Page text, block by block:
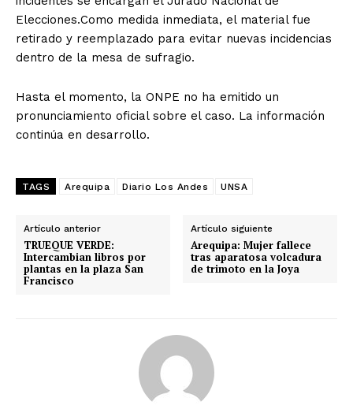
Elecciones.Como medida inmediata, el material fue
retirado y reemplazado para evitar nuevas incidencias
dentro de la mesa de sufragio.
Hasta el momento, la ONPE no ha emitido un
pronunciamiento oficial sobre el caso. La información
continúa en desarrollo.
TAGS Arequipa Diario Los Andes UNSA
Artículo anterior
TRUEQUE VERDE:
Intercambian libros por
plantas en la plaza San
Francisco
Artículo siguiente
Arequipa: Mujer fallece
tras aparatosa volcadura
de trimoto en la Joya